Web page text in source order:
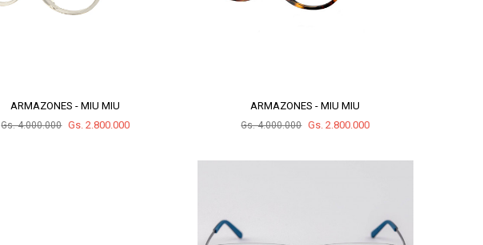
ARMAZONES - MIU MIU
Gs. 4.000.000 Gs. 2.800.000
ARMAZONES - MIU MIU
Gs. 4.000.000 Gs. 2.800.000